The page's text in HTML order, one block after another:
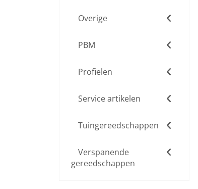
Overige
PBM
Profielen
Service artikelen
Tuingereedschappen
Verspanende
gereedschappen